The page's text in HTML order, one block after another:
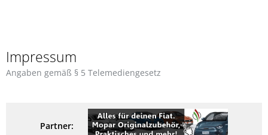
Impressum
Angaben gemäß § 5 Telemediengesetz
Partner: